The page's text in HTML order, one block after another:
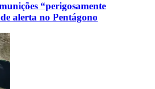
“perigosamente
alerta no Pentágono